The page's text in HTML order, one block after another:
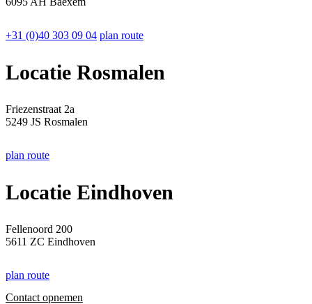
+31 (0)40 303 09 04 plan route
Locatie Rosmalen
Friezenstraat 2a
5249 JS Rosmalen
plan route
Locatie Eindhoven
Fellenoord 200
5611 ZC Eindhoven
plan route
Contact opnemen